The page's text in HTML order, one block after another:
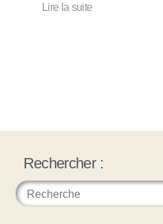
Lire la suite
Rechercher :